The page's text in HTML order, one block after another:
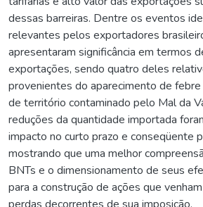
dessas barreiras. Dentre os eventos
relevantes pelos exportadores
apresentaram significância em termos
exportações, sendo quatro deles
provenientes do aparecimento de
de território contaminado pelo Mal da
reduções da quantidade importada
impacto no curto prazo e conseqüente
mostrando que uma melhor
BNTs e o dimensionamento de seus
para a construção de ações que